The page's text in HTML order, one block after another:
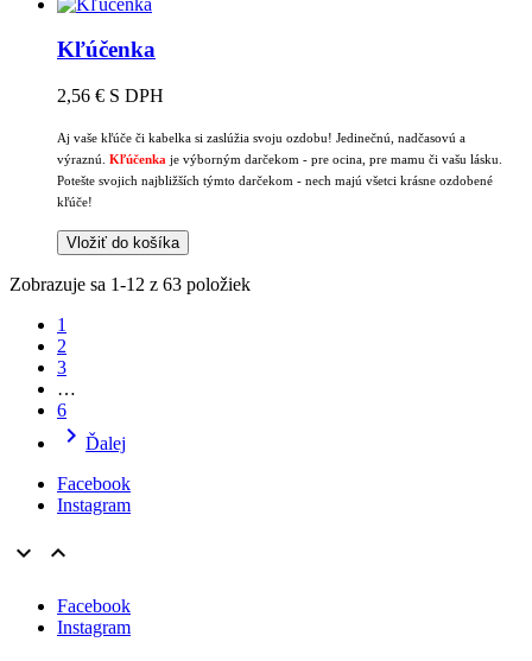
Kľúčenka
2,56 € S DPH
Aj vaše kľúče či kabelka si zaslúžia svoju ozdobu! Jedinečnú, nadčasovú a
výraznú. Kľúčenka je výborným darčekom - pre ocina, pre mamu či vašu lásku.
Potešte svojich najbližších týmto darčekom - nech majú všetci krásne ozdobené
kľúče!
Vložiť do košíka
Zobrazuje sa 1-12 z 63 položiek
1
2
3
…
6
 Ďalej
Facebook
Instagram
 
Facebook
Instagram